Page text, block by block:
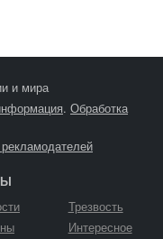
и мира
. Обработка
Трезвость
Интересное